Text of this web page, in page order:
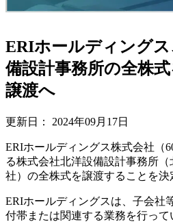
ERIホールディング
備設計事務所の全株
譲渡へ
更新日： 2024年09月17日
ERIホールディングス株式会社（
る株式会社北洋設備設計事務所
社）の全株式を譲渡することを決
ERIホールディングスは、子会社
付帯または関連する業務を行って